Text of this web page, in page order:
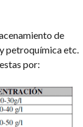
de
petroquímica etc.
por: